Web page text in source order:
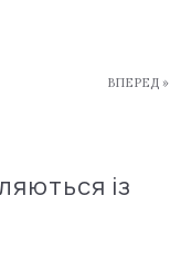
ВПЕРЕД »
із